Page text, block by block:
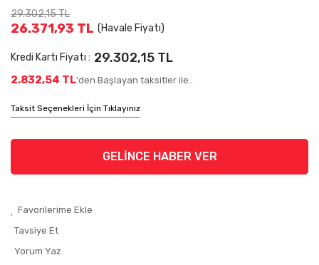
29.302,15 TL
26.371,93 TL (Havale Fiyatı)
Kredi Kartı Fiyatı : 29.302,15 TL
2.832,54 TL'den Başlayan taksitler ile..
Taksit Seçenekleri İçin Tıklayınız
GELİNCE HABER VER
Tavsiye Et
Yorum Yaz